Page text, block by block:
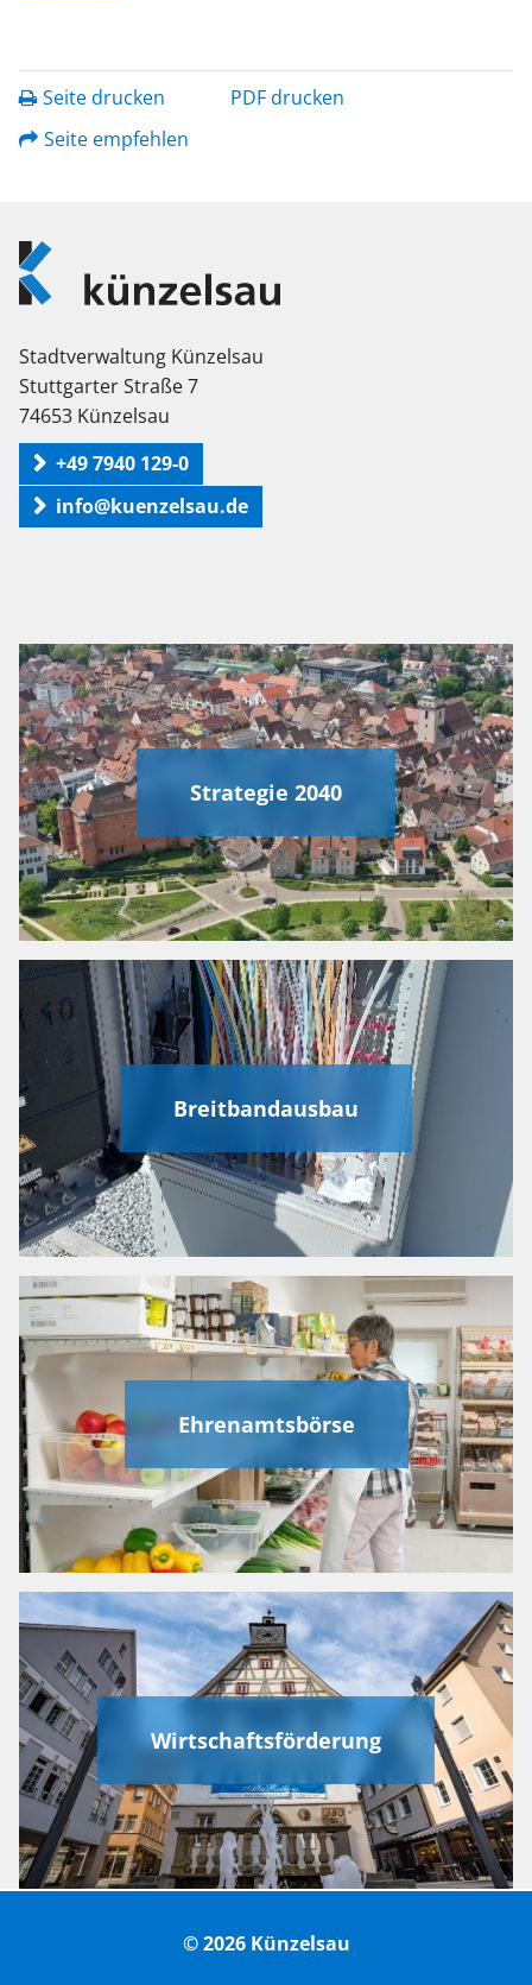
Seite drucken
PDF drucken
Seite empfehlen
Logo
Künzelsau
Stadtverwaltung Künzelsau
Stuttgarter Straße 7
74653 Künzelsau
+49 7940 129-0
info@kuenzelsau.de
Strategie 2040
Breitbandausbau
Ehrenamtsbörse
Wirtschaftsförderung
© 2026 Künzelsau